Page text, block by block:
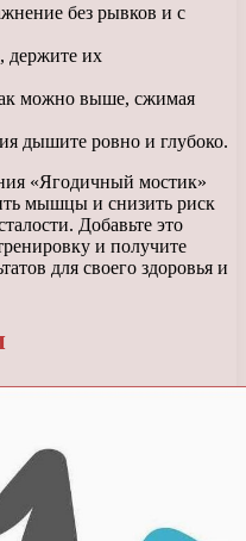
без рывков и с
держите их
можно выше, сжимая
дышите ровно и глубоко.
«Ягодичный мостик»
мышцы и снизить риск
Добавьте это
и получите
для своего здоровья и